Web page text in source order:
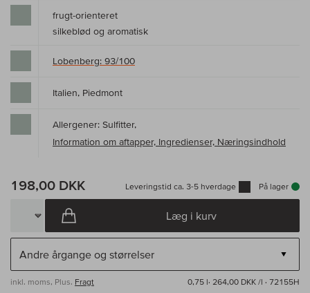
frugt-orienteret
silkeblød og aromatisk
Lobenberg: 93/100
Italien, Piedmont
Allergener: Sulfitter,
Information om aftapper, Ingredienser, Næringsindhold
198,00 DKK Leveringstid ca. 3-5 hverdage På lager
Læg i kurv
inkl. moms, Plus. Fragt 0,75 l· 264,00 DKK /l · 72155H